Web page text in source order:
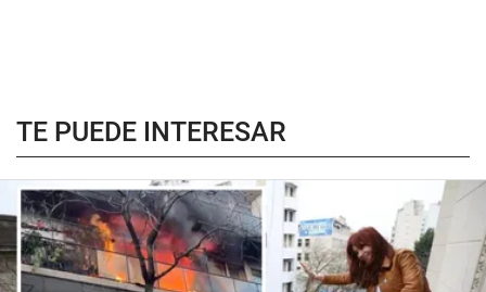
TE PUEDE INTERESAR